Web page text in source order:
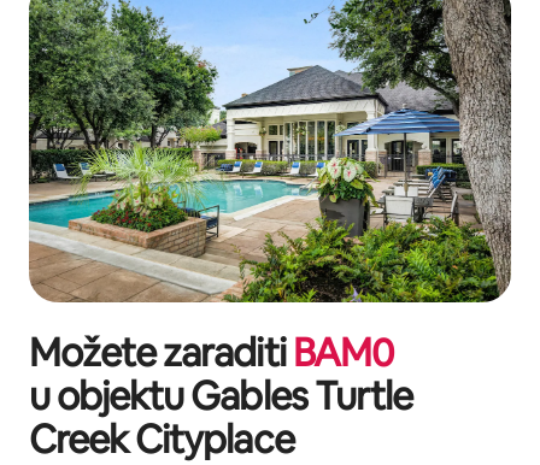
Možete zaraditiBAM0
u objektuGables Turtle
Creek Cityplace